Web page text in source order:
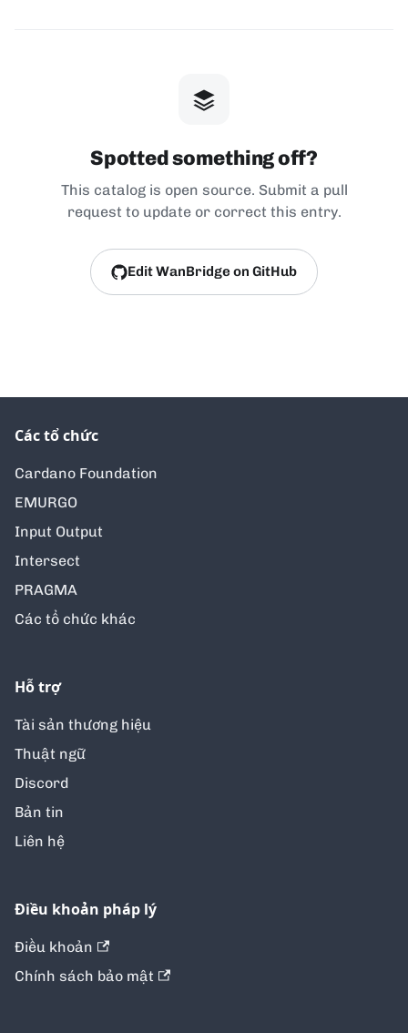
Spotted something off?
This catalog is open source. Submit a pull
request to update or correct this entry.
Edit WanBridge on GitHub
Các tổ chức
Cardano Foundation
EMURGO
Input Output
Intersect
PRAGMA
Các tổ chức khác
Hỗ trợ
Tài sản thương hiệu
Thuật ngữ
Discord
Bản tin
Liên hệ
Điều khoản pháp lý
Điều khoản
Chính sách bảo mật